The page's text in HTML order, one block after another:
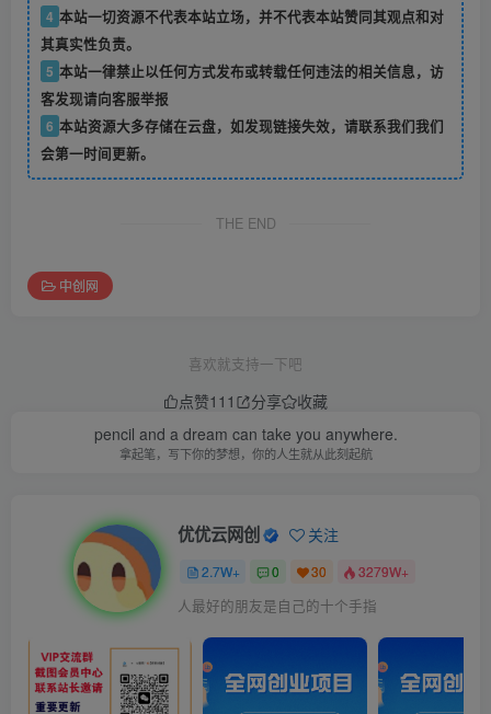
4 本站一切资源不代表本站立场，并不代表本站赞同其观点和对
其真实性负责。
5 本站一律禁止以任何方式发布或转载任何违法的相关信息，访
客发现请向客服举报
6 本站资源大多存储在云盘，如发现链接失效，请联系我们我们
会第一时间更新。
THE END
中创网
喜欢就支持一下吧
点赞111 分享
收藏
pencil and a dream can take you anywhere.
拿起笔，写下你的梦想，你的人生就从此刻起航
优优云网创 关注
2.7W+ 0 30 3279W+
人最好的朋友是自己的十个手指